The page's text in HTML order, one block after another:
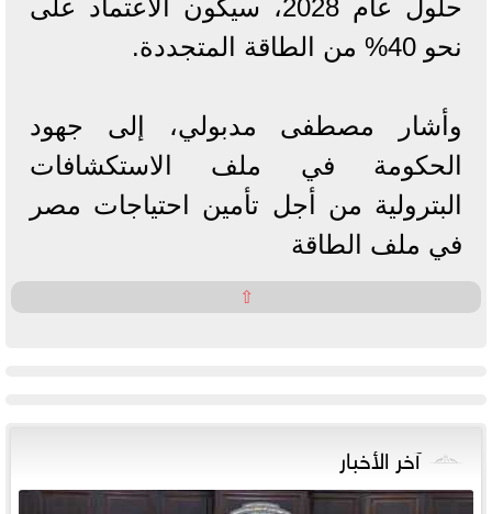
حلول عام 2028، سيكون الاعتماد على
نحو 40% من الطاقة المتجددة.
وأشار مصطفى مدبولي، إلى جهود
الحكومة في ملف الاستكشافات
البترولية من أجل تأمين احتياجات مصر
في ملف الطاقة
⇧
آخر الأخبار